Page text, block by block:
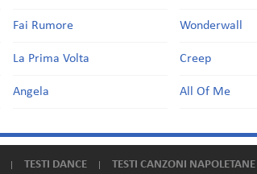
Fai Rumore
La Prima Volta
Angela
Wonderwall
Creep
All Of Me
TESTI DANCE TESTI CANZONI NAPOLETANE